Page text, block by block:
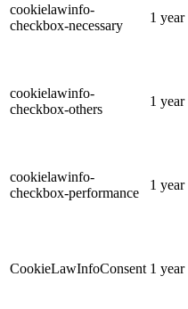
cookielawinfo-
checkbox-necessary
1 year
cookielawinfo-
checkbox-others
1 year
cookielawinfo-
checkbox-performance
1 year
CookieLawInfoConsent 1 year